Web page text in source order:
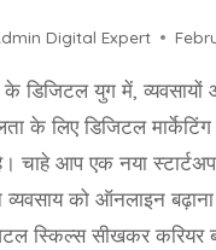
Digital Expert
डिजिटल युग में, व्यवसायों
के लिए डिजिटल
चाहे आप एक नया
को ऑनलाइन बढ़ाना
स्किल्स सीखकर करियर